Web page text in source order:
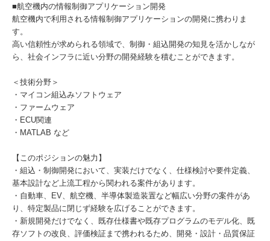
■航空機内の情報制御アプリケーション開発
航空機内で利用される情報制御アプリケーションの開発に携わりま
す。
高い信頼性が求められる領域で、制御・組込開発の知見を活かしなが
ら、社会インフラに近い分野の開発経験を積むことができます。
＜技術分野＞
・マイコン組込みソフトウェア
・ファームウェア
・ECU関連
・MATLAB など
【このポジションの魅力】
・組込・制御開発において、実装だけでなく、仕様検討や要件定義、
基本設計など上流工程から関われる案件があります。
・自動車、EV、航空機、半導体製造装置など幅広い分野の案件があ
り、特定製品に閉じず経験を広げることができます。
・新規開発だけでなく、既存仕様書や既存プログラムのモデル化、既
存ソフトの改良、評価検証まで携われるため、開発・設計・品質保証